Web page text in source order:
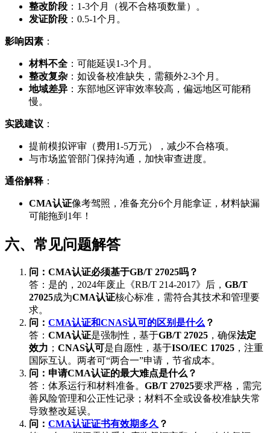
整改阶段 ：1-3个月（视不合格项数量）。
发证阶段 ：0.5-1个月。
影响因素 ：
材料不全 ：可能延误1-3个月。
整改复杂 ：如设备校准缺失，需额外2-3个月。
地域差异 ：东部地区评审效率较高，偏远地区可能稍
慢。
实践建议 ：
提前模拟评审（费用1-5万元），减少不合格项。
与市场监管部门保持沟通，加快审查进度。
通俗解释 ：
CMA认证像考驾照，准备充分6个月能拿证，材料缺漏
可能拖到1年！
六、常见问题解答
问：CMA认证必须基于GB/T 27025吗？
答：是的，2024年废止《RB/T 214-2017》后， GB/T
27025成为CMA认证核心标准，需符合其技术和管理要
求。
问： CMA认证和CNAS认可的区别是什么 ？
答： CMA认证是强制性，基于GB/T 27025 ，确保法定
效力 ； CNAS认可是自愿性，基于ISO/IEC 17025 ，注重
国际互认。两者可“两合一”申请，节省成本。
问：申请CMA认证的最大难点是什么？
答：体系运行和材料准备。 GB/T 27025要求严格，需完
善风险管理和公正性记录；材料不全或设备校准缺失常
导致整改延误。
问： CMA认证证书有效期多久 ？